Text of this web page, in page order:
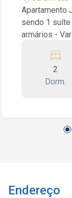
Apartamento
sendo 1
armários - Varanda
planejados
2
vidro
264.991 F
2
Dorm.
Endereço